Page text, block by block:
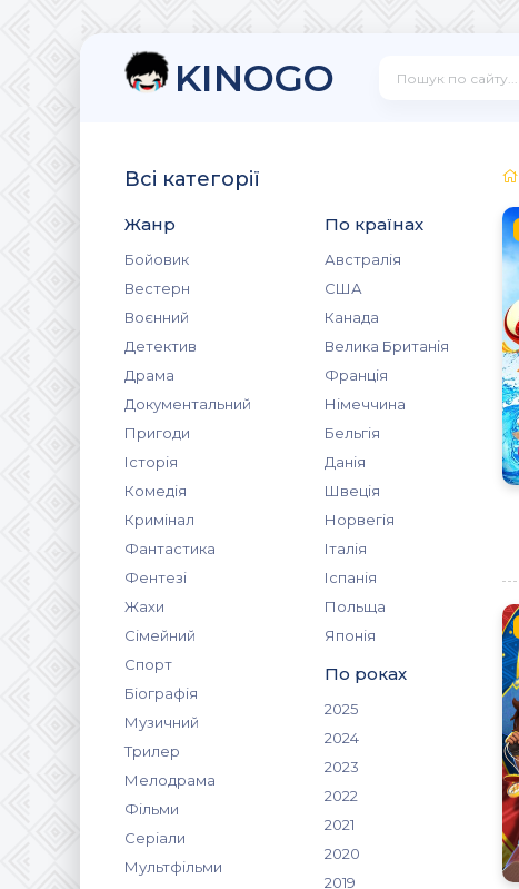
KINOGO
Всі категорії
Жанр
Бойовик
Вестерн
Воєнний
Детектив
Драма
Документальний
Пригоди
Історія
Комедія
Кримінал
Фантастика
Фентезі
Жахи
Сімейний
Спорт
Біографія
Музичний
Трилер
Мелодрама
Фільми
Серіали
Мультфільми
По країнах
Австралія
США
Канада
Велика Британія
Франція
Німеччина
Бельгія
Данія
Швеція
Норвегія
Італія
Іспанія
Польща
Японія
По роках
2025
2024
2023
2022
2021
2020
2019